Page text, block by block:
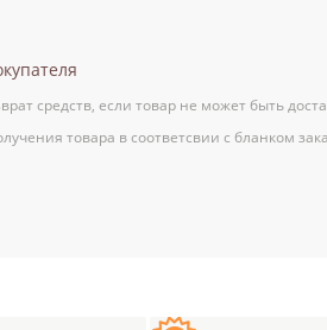
средств, если товар не может быть
товара в соответсвии с бланком